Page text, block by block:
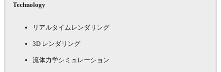
Technology
リアルタイムレンダリング
3D レンダリング
流体力学シミュレーション